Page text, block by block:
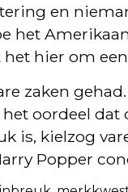
en
het
hier om
zaken
oordeel
is, kielzog
Popper